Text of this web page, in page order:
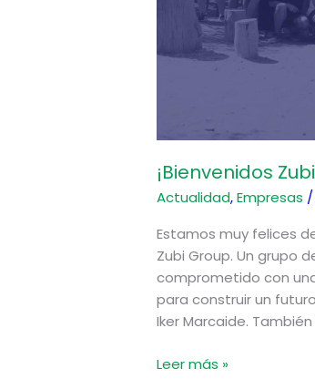
¡Bienvenidos
Actualidad,Empresas
Estamos muy felices
Zubi Group. Un grupo
comprometido con
para construir un
Iker Marcaide.
Leer más »